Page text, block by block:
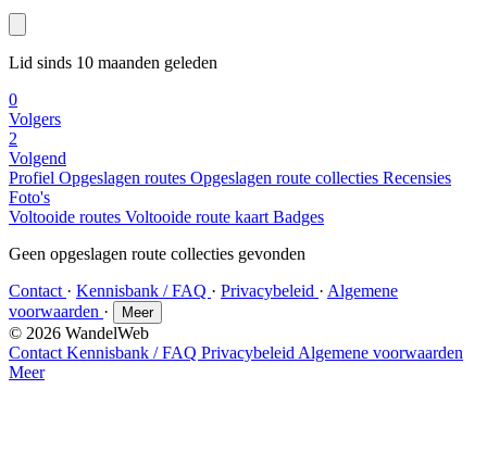
Lid sinds 10 maanden geleden
0
Volgers
2
Volgend
Profiel Opgeslagen routes Opgeslagen route collecties Recensies
Foto's
Voltooide routes Voltooide route kaart Badges
Geen opgeslagen route collecties gevonden
Contact · Kennisbank / FAQ · Privacybeleid · Algemene
voorwaarden · Meer
© 2026 WandelWeb
Contact Kennisbank / FAQ Privacybeleid Algemene voorwaarden
Meer